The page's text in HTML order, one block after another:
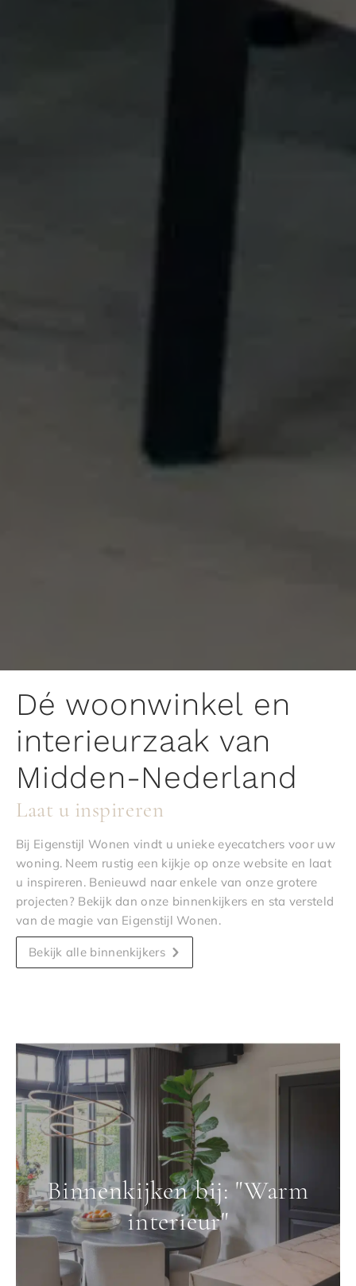
Dé woonwinkel en
interieurzaak van
Midden-Nederland
Laat u inspireren
Bij Eigenstijl Wonen vindt u unieke eyecatchers voor uw
woning. Neem rustig een kijkje op onze website en laat
u inspireren. Benieuwd naar enkele van onze grotere
projecten? Bekijk dan onze binnenkijkers en sta versteld
van de magie van Eigenstijl Wonen.
Bekijk alle binnenkijkers
Binnenkijken bij: "Warm
interieur"